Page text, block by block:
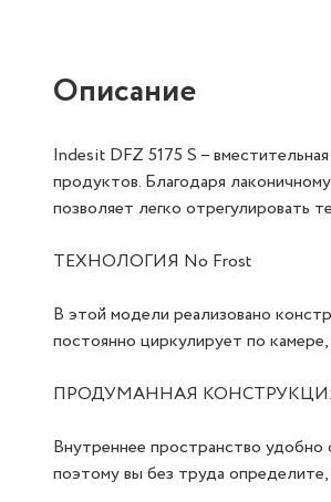
Описание
Indesit DFZ 5175 S –
продуктов. Благодаря
позволяет легко отрегулировать
ТЕХНОЛОГИЯ No Frost
В этой модели реализовано
постоянно циркулирует по
ПРОДУМАННАЯ
Внутреннее пространство
поэтому вы без труда